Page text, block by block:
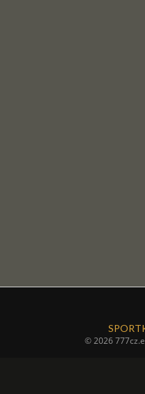
© 2026